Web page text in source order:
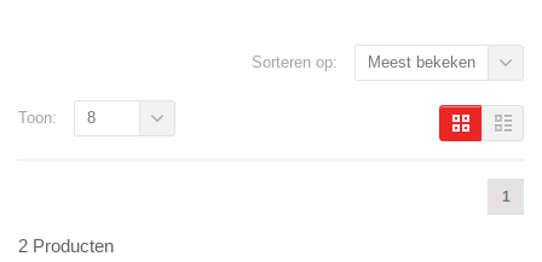
Sorteren op: Meest bekeken
1
Toon: 8
2 Producten